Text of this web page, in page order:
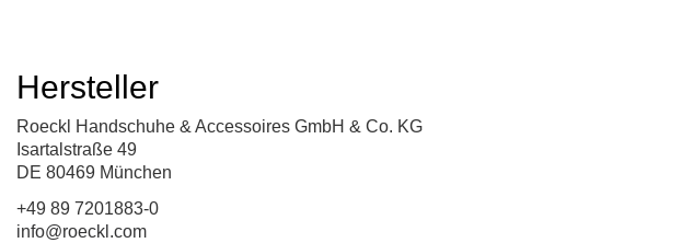
Hersteller
Roeckl Handschuhe & Accessoires GmbH & Co. KG
Isartalstraße 49
DE 80469 München
+49 89 7201883-0
info@roeckl.com